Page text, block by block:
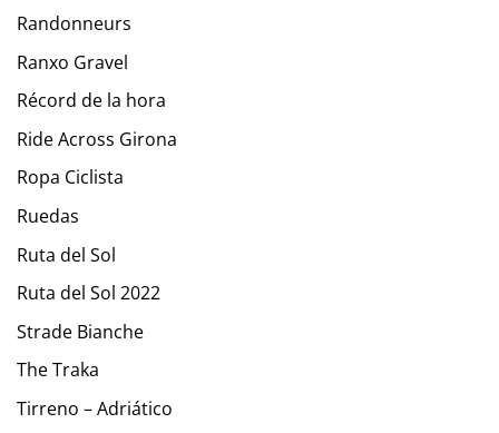
Randonneurs
Ranxo Gravel
Récord de la hora
Ride Across Girona
Ropa Ciclista
Ruedas
Ruta del Sol
Ruta del Sol 2022
Strade Bianche
The Traka
Tirreno – Adriático